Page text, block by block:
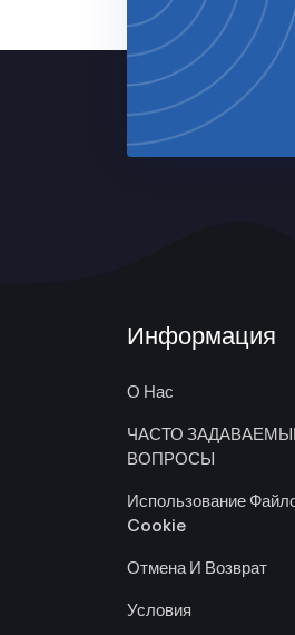
Информация
О Нас
ЧАСТО
ВОПРОСЫ
Использование
Cookie
Отмена И Возврат
Условия